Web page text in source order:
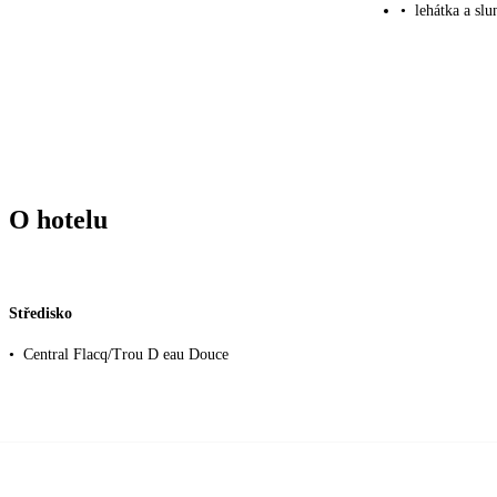
• lehátka a
O hotelu
Středisko
• Central Flacq/Trou D eau Douce